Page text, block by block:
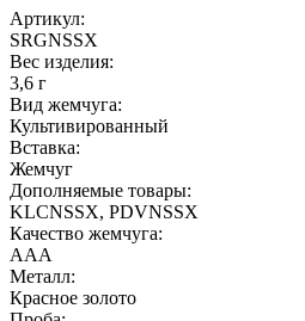
Артикул:
SRGNSSX
Вес изделия:
3,6 г
Вид жемчуга:
Культивированный
Вставка:
Жемчуг
Дополняемые товары:
KLCNSSX, PDVNSSX
Качество жемчуга:
ААА
Металл:
Красное золото